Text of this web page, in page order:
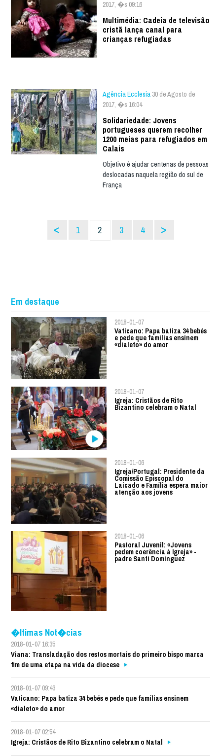
2017, �s 09:16
Multimédia: Cadeia de televisão
cristã lança canal para
crianças refugiadas
Agência Ecclesia 30 de Agosto de
2017, �s 16:04
Solidariedade: Jovens
portugueses querem recolher
1200 meias para refugiados em
Calais
Objetivo é ajudar centenas de pessoas
deslocadas naquela região do sul de
França
< 1 2 3 4 >
Em destaque
2018-01-07
Vaticano: Papa batiza 34 bebés
e pede que famílias ensinem
«dialeto» do amor
2018-01-07
Igreja: Cristãos de Rito
Bizantino celebram o Natal
2018-01-06
Igreja/Portugal: Presidente da
Comissão Episcopal do
Laicado e Família espera maior
atenção aos jovens
2018-01-06
Pastoral Juvenil: «Jovens
pedem coerência à Igreja» -
padre Santi Dominguez
�ltimas Not�cias
2018-01-07 16:35
Viana: Transladação dos restos mortais do primeiro bispo marca
fim de uma etapa na vida da diocese
2018-01-07 09:43
Vaticano: Papa batiza 34 bebés e pede que famílias ensinem
«dialeto» do amor
2018-01-07 02:54
Igreja: Cristãos de Rito Bizantino celebram o Natal